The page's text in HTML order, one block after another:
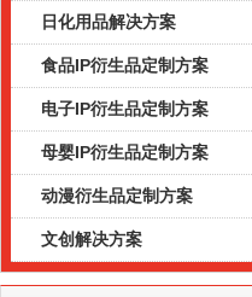
日化用品解决方案
食品IP衍生品定制方案
电子IP衍生品定制方案
母婴IP衍生品定制方案
动漫衍生品定制方案
文创解决方案